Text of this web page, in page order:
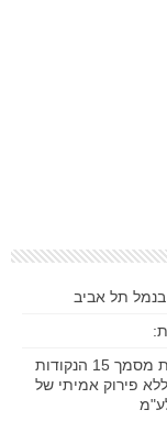
בנמל תל אביב
ראש הממשלה נתניהו הודיע כי ישראל שוללת את מסמך 15 הנקודות
פירוק אמיתי של